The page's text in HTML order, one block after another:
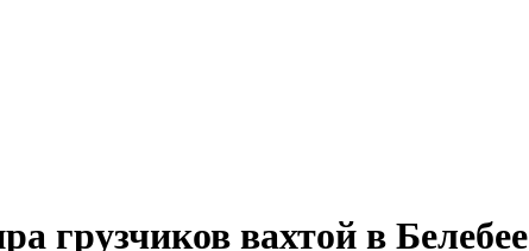
грузчиков вахтой в Белебее